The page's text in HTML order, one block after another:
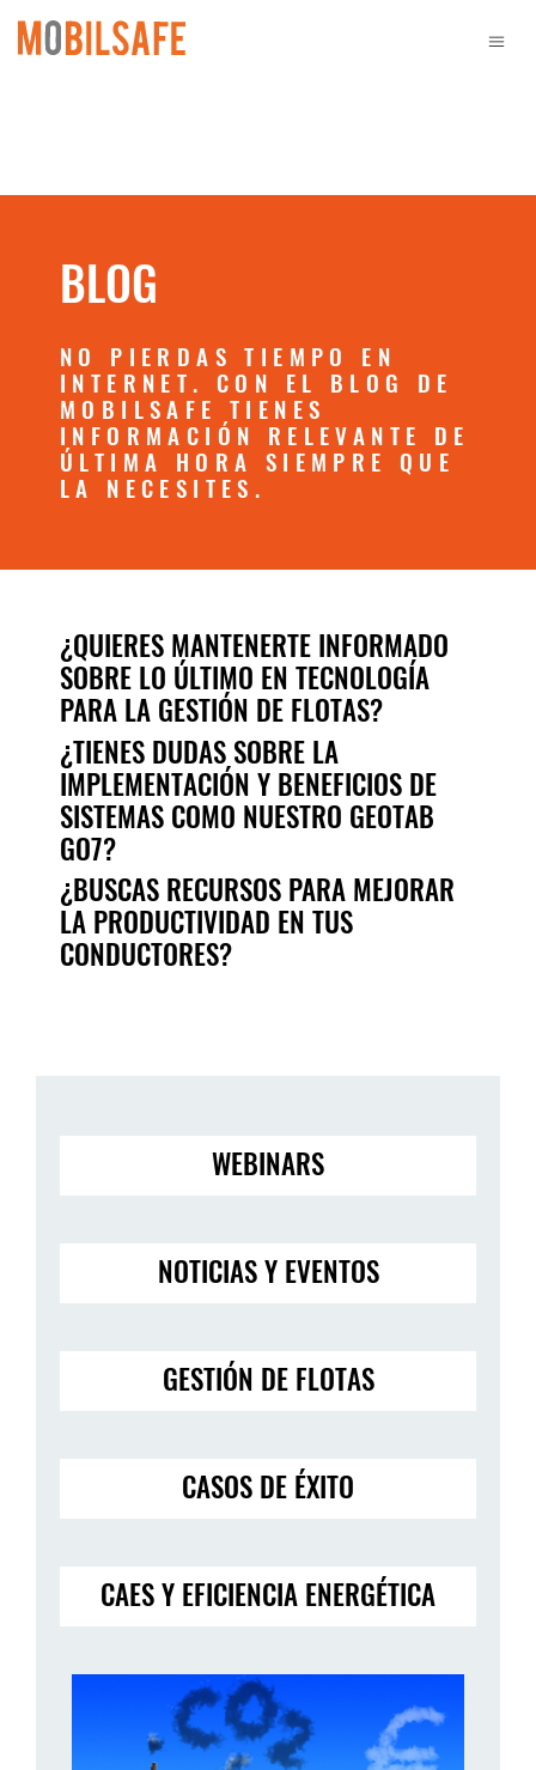
BLOG
NO PIERDAS TIEMPO EN
INTERNET. CON EL BLOG DE
MOBILSAFE TIENES
INFORMACIÓN RELEVANTE DE
ÚLTIMA HORA SIEMPRE QUE
LA NECESITES.
¿QUIERES MANTENERTE INFORMADO
SOBRE LO ÚLTIMO EN TECNOLOGÍA
PARA LA GESTIÓN DE FLOTAS?
¿TIENES DUDAS SOBRE LA
IMPLEMENTACIÓN Y BENEFICIOS DE
SISTEMAS COMO NUESTRO GEOTAB
GO7?
¿BUSCAS RECURSOS PARA MEJORAR
LA PRODUCTIVIDAD EN TUS
CONDUCTORES?
WEBINARS
NOTICIAS Y EVENTOS
GESTIÓN DE FLOTAS
CASOS DE ÉXITO
CAES Y EFICIENCIA ENERGÉTICA